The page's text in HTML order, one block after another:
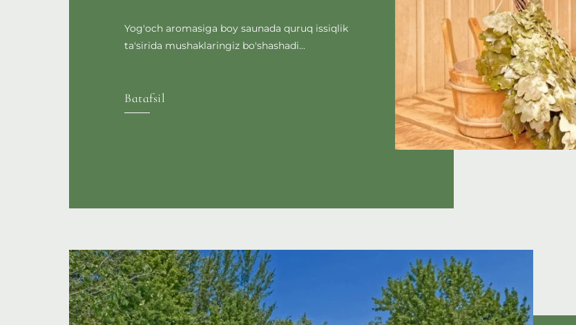
Yog'och aromasiga boy saunada quruq issiqlik
ta'sirida mushaklaringiz bo'shashadi...
Batafsil